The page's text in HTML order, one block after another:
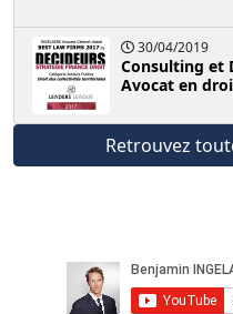
30/04/2019
Consulting et
Avocat en
Retrouvez